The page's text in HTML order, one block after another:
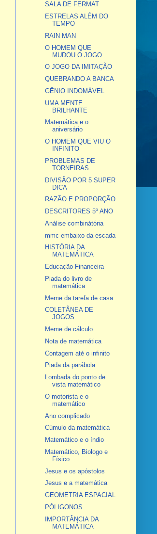
SALA DE FERMAT
ESTRELAS ALÉM DO
TEMPO
RAIN MAN
O HOMEM QUE
MUDOU O JOGO
O JOGO DA IMITAÇÃO
QUEBRANDO A BANCA
GÊNIO INDOMÁVEL
UMA MENTE
BRILHANTE
Matemática e o
aniversário
O HOMEM QUE VIU O
INFINITO
PROBLEMAS DE
TORNEIRAS
DIVISÃO POR 5 SUPER
DICA
RAZÃO E PROPORÇÃO
DESCRITORES 5º ANO
Análise combinátória
mmc embaixo da escada
HISTÓRIA DA
MATEMÁTICA
Educação Financeira
Piada do livro de
matemática
Meme da tarefa de casa
COLETÂNEA DE
JOGOS
Meme de cálculo
Nota de matemática
Contagem até o infinito
Piada da parábola
Lombada do ponto de
vista matemático
O motorista e o
matemático
Ano complicado
Cúmulo da matemática
Matemático e o índio
Matemático, Biologo e
Físico
Jesus e os apóstolos
Jesus e a matemática
GEOMETRIA ESPACIAL
PÓLIGONOS
IMPORTÂNCIA DA
MATEMÁTICA